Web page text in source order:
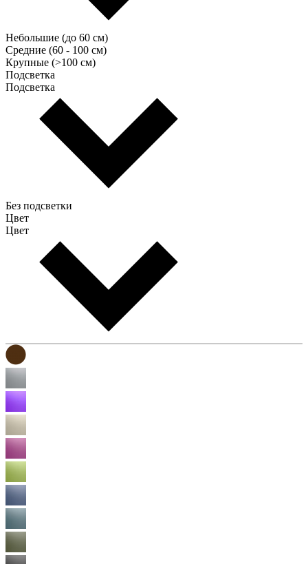
Небольшие (до 60 см)
Средние (60 - 100 см)
Крупные (>100 см)
Подсветка
Подсветка
Без подсветки
Цвет
Цвет